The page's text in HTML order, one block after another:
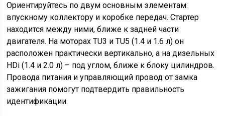
Ориентируйтесь по двум основным элементам:
впускному коллектору и коробке передач. Стартер
находится между ними, ближе к задней части
двигателя. На моторах TU3 и TU5 (1.4 и 1.6 л) он
расположен практически вертикально, а на дизельных
HDi (1.4 и 2.0 л) – под углом, ближе к блоку цилиндров.
Провода питания и управляющий провод от замка
зажигания помогут подтвердить правильность
идентификации.